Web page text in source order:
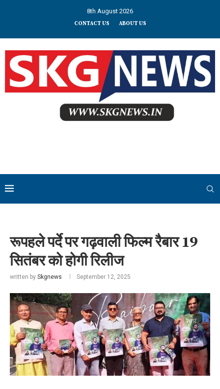
8th August 2026
CONTACT US ABOUT US
रूपहले पर्दे पर गढ़वाली फिल्म रैबार 19
सितंबर को होगी रिलीज
written by Skgnews September 12, 2025